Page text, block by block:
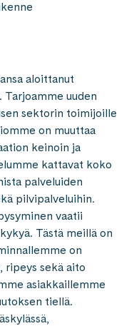
aloittanut
uuden
sektorin toimijoille
on muuttaa
keinoin ja
kattavat koko
palveluiden
pilvipalveluihin.
vaatii
Tästä meillä on
on
ripeys sekä aito
asiakkaillemme
tiellä.